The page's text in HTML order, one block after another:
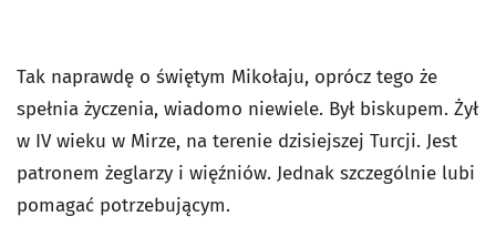
Tak naprawdę o świętym Mikołaju, oprócz tego że
spełnia życzenia, wiadomo niewiele. Był biskupem. Żył
w IV wieku w Mirze, na terenie dzisiejszej Turcji. Jest
patronem żeglarzy i więźniów. Jednak szczególnie lubi
pomagać potrzebującym.